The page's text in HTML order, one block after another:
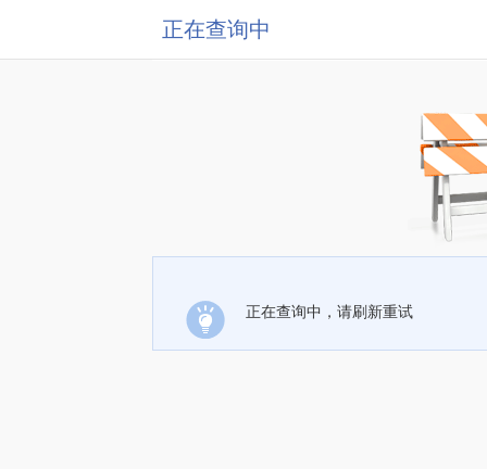
正在查询中
正在查询中，请刷新重试